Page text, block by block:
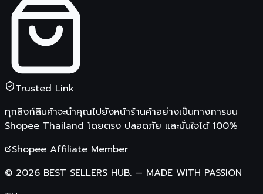
Trusted Link
ทุกลิงก์สินค้าจะนำคุณไปยังหน้าร้านค้าอย่างเป็นทางการบน
Shopee Thailand โดยตรง ปลอดภัย และมั่นใจได้ 100%
Shopee Affiliate Member
© 2026 BEST SELLERS HUB. — MADE WITH PASSION